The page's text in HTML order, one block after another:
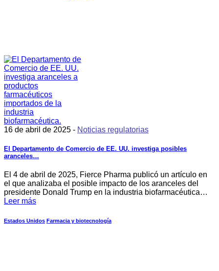
16 de abril de 2025 - Noticias regulatorias
El Departamento de Comercio de EE. UU. investiga posibles
aranceles…
El 4 de abril de 2025, Fierce Pharma publicó un artículo en
el que analizaba el posible impacto de los aranceles del
presidente Donald Trump en la industria biofarmacéutica…
Leer más
Estados Unidos Farmacia y biotecnología